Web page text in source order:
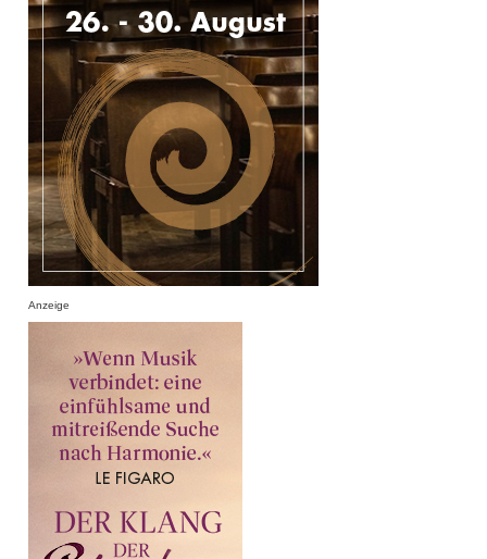
Anzeige